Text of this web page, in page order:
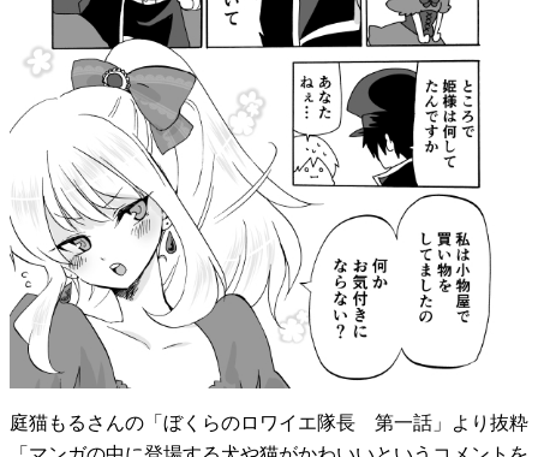
庭猫もるさんの「ぼくらのロワイエ隊長 第一話」より抜粋